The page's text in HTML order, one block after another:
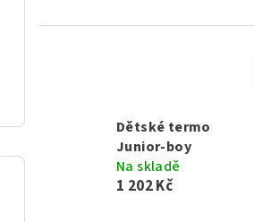
Dětské termo
Junior-boy
Na skladě
1 202 Kč